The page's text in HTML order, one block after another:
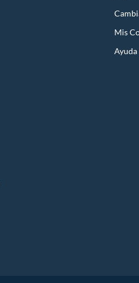
Mis
Ayuda